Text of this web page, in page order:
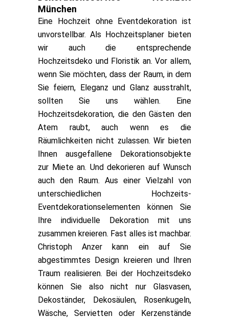
München
Eine Hochzeit ohne Eventdekoration ist
unvorstellbar. Als Hochzeitsplaner bieten
wir auch die entsprechende
Hochzeitsdeko und Floristik an. Vor allem,
wenn Sie möchten, dass der Raum, in dem
Sie feiern, Eleganz und Glanz ausstrahlt,
sollten Sie uns wählen. Eine
Hochzeitsdekoration, die den Gästen den
Atem raubt, auch wenn es die
Räumlichkeiten nicht zulassen. Wir bieten
Ihnen ausgefallene Dekorationsobjekte
zur Miete an. Und dekorieren auf Wunsch
auch den Raum. Aus einer Vielzahl von
unterschiedlichen Hochzeits-
Eventdekorationselementen können Sie
Ihre individuelle Dekoration mit uns
zusammen kreieren. Fast alles ist machbar.
Christoph Anzer kann ein auf Sie
abgestimmtes Design kreieren und Ihren
Traum realisieren. Bei der Hochzeitsdeko
können Sie also nicht nur Glasvasen,
Dekoständer, Dekosäulen, Rosenkugeln,
Wäsche, Servietten oder Kerzenstände